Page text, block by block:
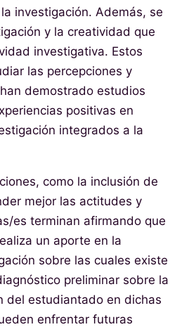
investigación. Además, se
y la creatividad que
investigativa. Estos
las percepciones y
demostrado estudios
positivas en
integrados a la
como la inclusión de
mejor las actitudes y
es terminan afirmando que
un aporte en la
sobre las cuales existe
preliminar sobre la
del estudiantado en dichas
enfrentar futuras